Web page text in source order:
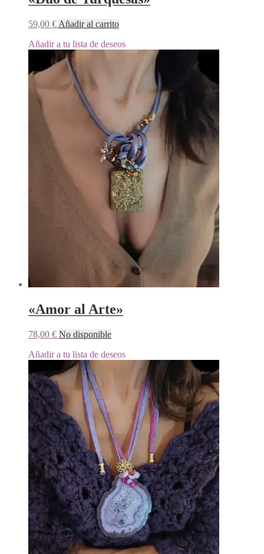
59,00 € Añadir al carrito
Añadir a tu lista de deseos
«Amor al Arte»
78,00 € No disponible
Añadir a tu lista de deseos